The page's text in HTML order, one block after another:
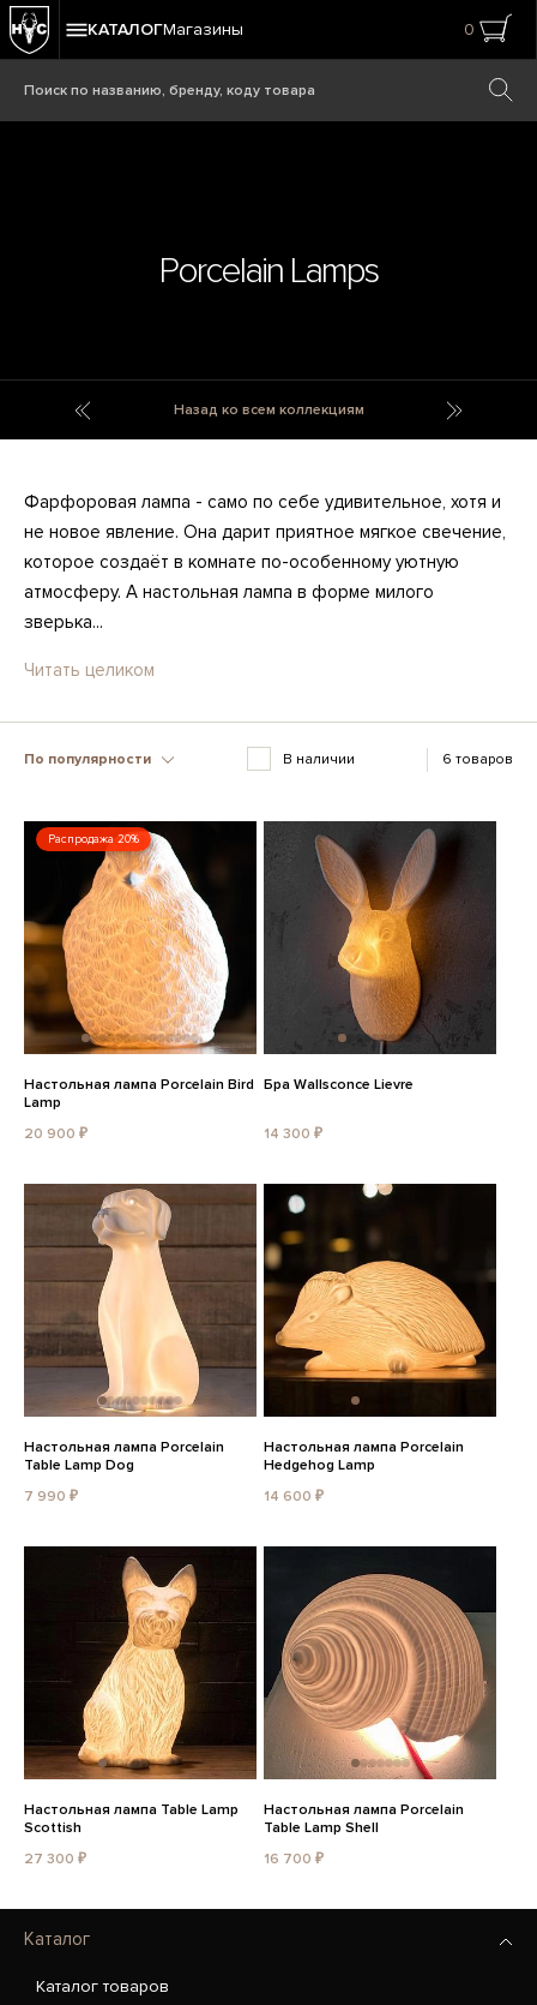
КАТАЛОГМагазины 0
Porcelain Lamps
Polyresin KnobsНазад ко всем коллекциям
Фарфоровая лампа - само по себе удивительное, хотя и
не новое явление. Она дарит приятное мягкое свечение,
которое создаёт в комнате по-особенному уютную
атмосферу. А настольная лампа в форме милого
зверька...
Читать целиком
По популярности В наличии 6 товаров
Распродажа 20%
Настольная лампа Porcelain Bird
Lamp
20 900 ₽
Бра Wallsconce Lievre
14 300 ₽
Настольная лампа Porcelain
Table Lamp Dog
7 990 ₽
Настольная лампа Porcelain
Hedgehog Lamp
14 600 ₽
Настольная лампа Table Lamp
Scottish
27 300 ₽
Настольная лампа Porcelain
Table Lamp Shell
16 700 ₽
Каталог
Каталог товаров